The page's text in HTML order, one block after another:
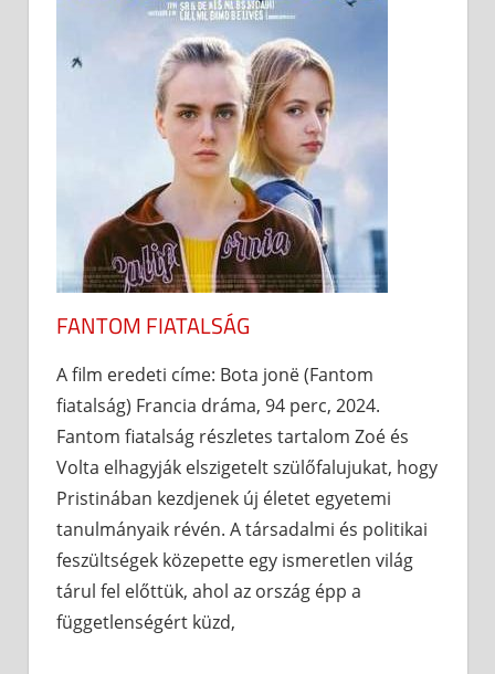
FANTOM FIATALSÁG
A film eredeti címe: Bota jonë (Fantom
fiatalság) Francia dráma, 94 perc, 2024.
Fantom fiatalság részletes tartalom Zoé és
Volta elhagyják elszigetelt szülőfalujukat, hogy
Pristinában kezdjenek új életet egyetemi
tanulmányaik révén. A társadalmi és politikai
feszültségek közepette egy ismeretlen világ
tárul fel előttük, ahol az ország épp a
függetlenségért küzd,